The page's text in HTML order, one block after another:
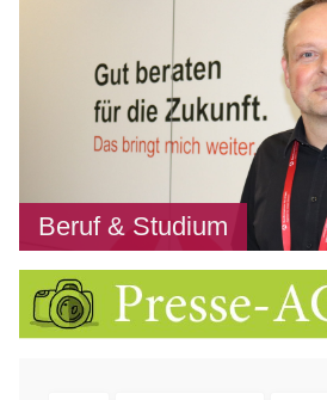
Beruf & Studium